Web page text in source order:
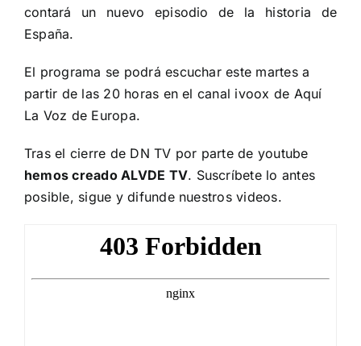
contará un nuevo episodio de la historia de
España.
El programa se podrá escuchar este martes a
partir de las 20 horas en el canal ivoox de Aquí
La Voz de Europa.
Tras el cierre de DN TV por parte de youtube
hemos creado ALVDE TV. Suscríbete lo antes
posible, sigue y difunde nuestros videos.